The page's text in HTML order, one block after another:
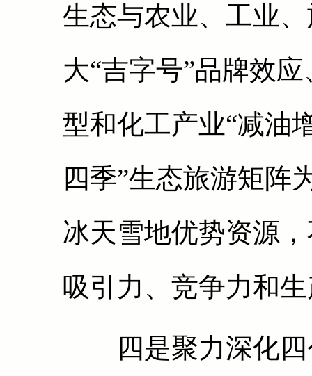
生态与农业、工业
大“吉字号”品牌效
型和化工产业“减油
四季”生态旅游矩阵
冰天雪地优势资源
吸引力、竞争力和
四是聚力深化四